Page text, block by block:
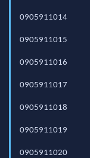
0905911014
0905911015
0905911016
0905911017
0905911018
0905911019
0905911020